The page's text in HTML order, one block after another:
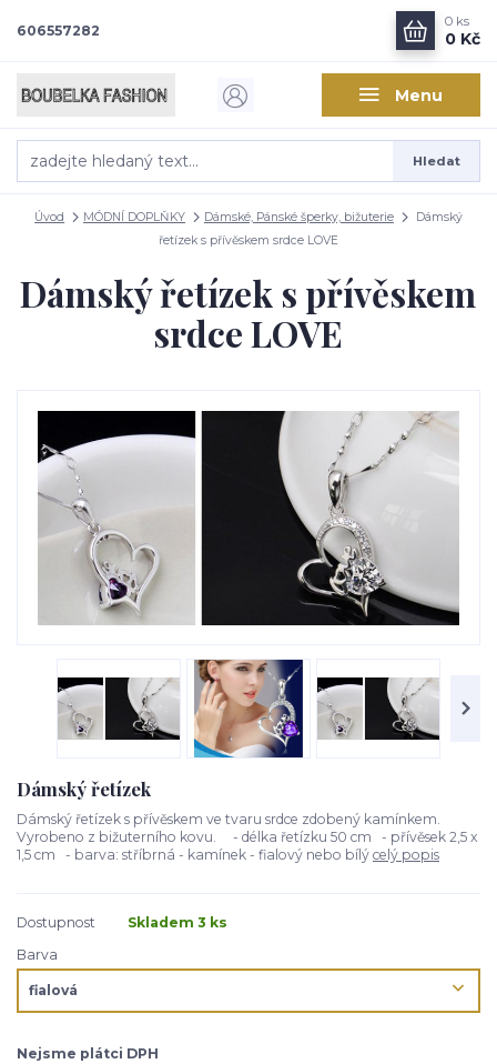
Menu
Hledat
606557282
0 ks
0 Kč
Úvod MÓDNÍ DOPLŇKY Dámské, Pánské šperky, bižuterie
Dámský
řetízek s přívěskem srdce LOVE
Dámský řetízek s přívěskem
srdce LOVE
Dámský řetízek
Dámský řetízek s přívěskem ve tvaru srdce zdobený kamínkem.
Vyrobeno z bižuterního kovu. - délka řetízku 50 cm - přívěsek 2,5 x
1,5 cm - barva: stříbrná - kamínek - fialový nebo bílý celý popis
Dostupnost
Skladem 3 ks
Barva
Nejsme plátci DPH